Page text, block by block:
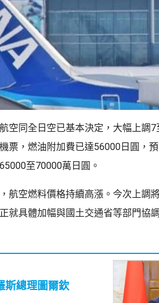
空同全日空已基本決定，大幅上調
票，燃油附加費已達56000日圓，
至70000萬日圓。
航空燃料價格持續高漲。今次上調
就具體加幅與國土交通省等部門協
斯總理圖爾欽